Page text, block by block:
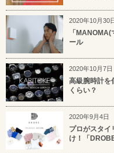
2020年10月30
「
ール
2020年10月7日
高級腕時計を
くらい？
2020年9月4日
プロがスタイ
け！「DROBE